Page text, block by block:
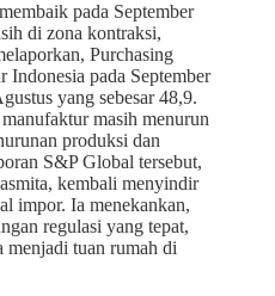
pada September
di zona kontraksi,
Purchasing
Indonesia pada September
yang sebesar 48,9.
masih menurun
produksi dan
S&P Global tersebut,
kembali menyindir
impor. Ia menekankan,
regulasi yang tepat,
menjadi tuan rumah di